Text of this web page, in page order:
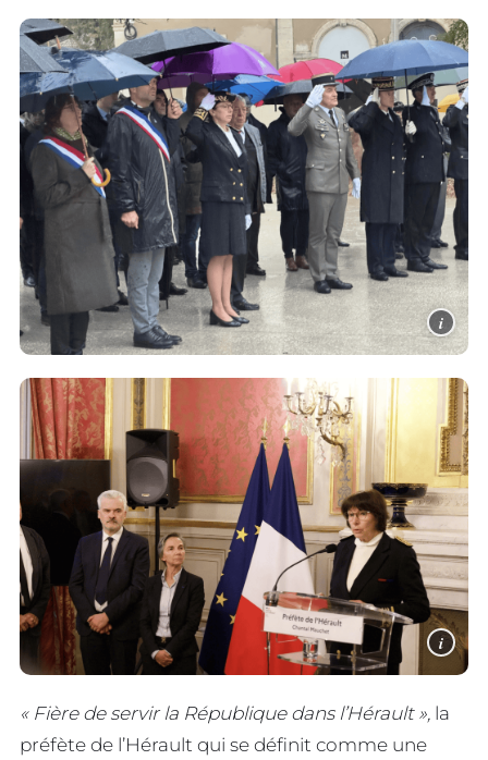
i
i
« Fière de servir la République dans l’Hérault », la
préfète de l’Hérault qui se définit comme une